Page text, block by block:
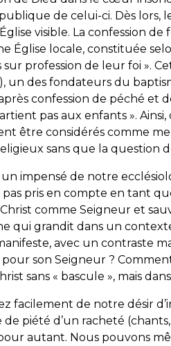
de celui-ci. Dès
visible. La confession
Église locale, constituée
sur profession de leur foi ».
un des fondateurs du
confession de péché
pas aux enfants ».
être considérés comme
sans que la question
impensé de notre
pris en compte en tant
Christ comme Seigneur et
qui grandit dans un
avec un contraste
son Seigneur ?
sans « bascule », mais
facilement de notre désir
de piété d’un racheté
autant. Nous pouvons